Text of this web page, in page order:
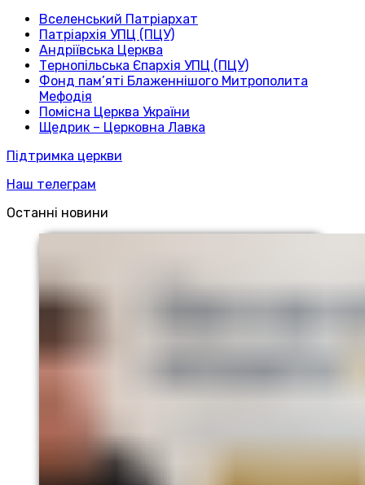
Вселенський Патріархат
Патріархія УПЦ (ПЦУ)
Андріївська Церква
Тернопільська Єпархія УПЦ (ПЦУ)
Фонд пам’яті Блаженнішого Митрополита
Мефодія
Помісна Церква України
Щедрик – Церковна Лавка
Підтримка церкви
Наш телеграм
Останні новини